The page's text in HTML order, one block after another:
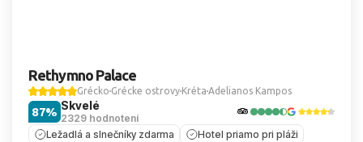
Rethymno Palace
Grécko Grécke ostrovy Kréta Adelianos Kampos
Skvelé
2329 hodnotení
87%
Ležadlá a slnečníky zdarma
Hotel priamo pri pláži